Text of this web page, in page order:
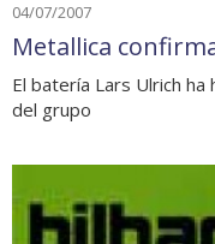
04/07/2007
Metallica
El batería Lars Ulrich
del grupo